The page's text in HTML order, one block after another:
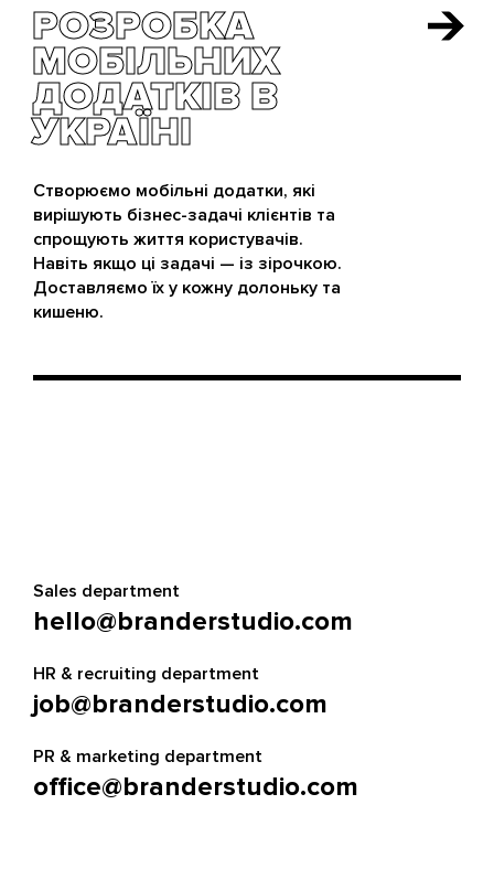
РОЗРОБКА
МОБІЛЬНИХ
ДОДАТКІВ В
УКРАЇНІ
РОЗРОБКА
МОБІЛЬНИХ
ДОДАТКІВ В
УКРАЇНІ
Створюємо мобільні додатки, які
вирішують бізнес-задачі клієнтів та
спрощують життя користувачів.
Навіть якщо ці задачі — із зірочкою.
Доставляємо їх у кожну долоньку та
кишеню.
Sales department
hello@branderstudio.com
HR & recruiting department
job@branderstudio.com
PR & marketing department
office@branderstudio.com